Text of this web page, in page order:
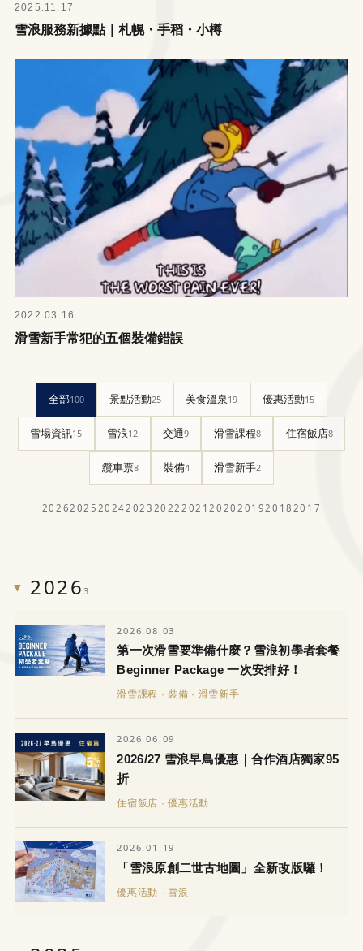
2025.11.17
雪浪服務新據點｜札幌・手稻・小樽
2022.03.16
滑雪新手常犯的五個裝備錯誤
全部100 景點活動25 美食溫泉19 優惠活動15
雪場資訊15 雪浪12 交通9 滑雪課程8 住宿飯店8
纜車票8 裝備4 滑雪新手2
2026 2025 2024 2023 2022 2021 2020 2019 2018 2017
2026 3
2026.08.03
第一次滑雪要準備什麼？雪浪初學者套餐
Beginner Package 一次安排好！
滑雪課程 · 裝備 · 滑雪新手
2026.06.09
2026/27 雪浪早鳥優惠｜合作酒店獨家95
折
住宿飯店 · 優惠活動
2026.01.19
「雪浪原創二世古地圖」全新改版囉！
優惠活動 · 雪浪